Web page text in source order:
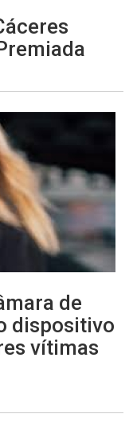
de
dispositivo
vítimas